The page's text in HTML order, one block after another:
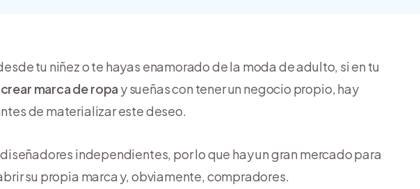
tu niñez o te hayas enamorado de la moda de adulto, si en tu
marca de ropa y sueñas con tener un negocio propio, hay
de materializar este deseo.
independientes, por lo que hay un gran mercado para
su propia marca y, obviamente, compradores.